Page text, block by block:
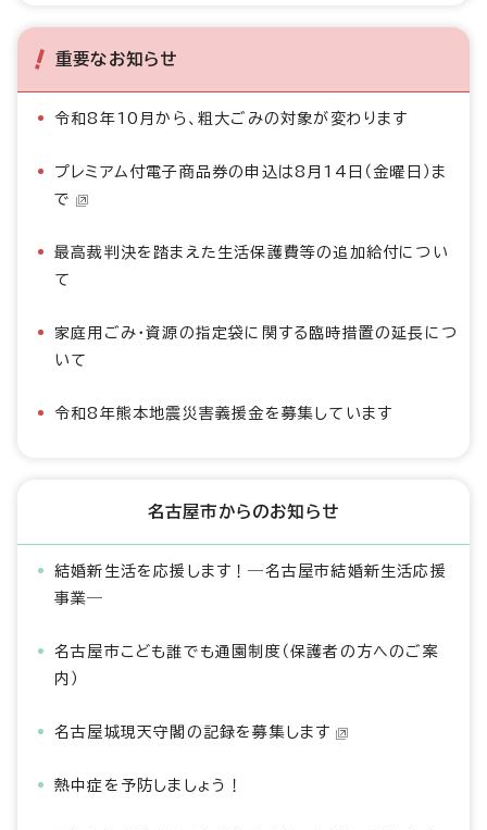
重要なお知らせ
令和8年10月から、粗大ごみの対象が変わります
プレミアム付電子商品券の申込は8月14日（金曜日）ま
で
最高裁判決を踏まえた生活保護費等の追加給付につい
て
家庭用ごみ・資源の指定袋に関する臨時措置の延長につ
いて
令和8年熊本地震災害義援金を募集しています
名古屋市からのお知らせ
結婚新生活を応援します！―名古屋市結婚新生活応援
事業―
名古屋市こども誰でも通園制度（保護者の方へのご案
内）
名古屋城現天守閣の記録を募集します
熱中症を予防しましょう！